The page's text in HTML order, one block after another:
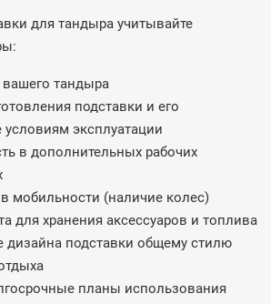
для тандыра учитывайте
тандыра
подставки и его
условиям эксплуатации
в дополнительных рабочих
мобильности (наличие колес)
для хранения аксессуаров и топлива
дизайна подставки общему стилю
планы использования